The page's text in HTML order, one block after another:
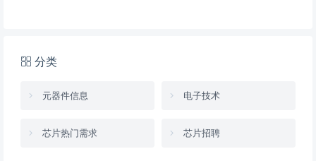
分类
元器件信息 电子技术
芯片热门需求 芯片招聘